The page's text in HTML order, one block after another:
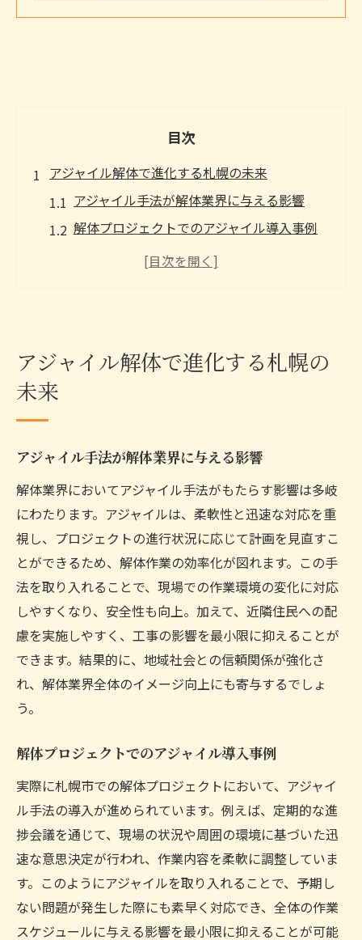
目次
アジャイル解体で進化する札幌の未来
アジャイル手法が解体業界に与える影響
解体プロジェクトでのアジャイル導入事例
札幌市におけるアジャイル解体の成功要因
役割
札幌市の解体作業にアジャイル手法を導入する
る理由
顧客ニーズに迅速に応えるアジャイル解体
札幌市でのアジャイル解体実施のメリット
アジャイル手法で解体工事の環境負荷を軽
減
札幌の地域特性に合わせたアジャイル解体
の必要性
アジャイルによるコスト削減と効率化
アジャイルで実現する効率的な解体プロジェク
割
アジャイル手法で最適化された解体工程
コラボレーションを促進するアジャイルプ
ロジェクト
札幌市の解体作業におけるアジャイルの適
用例
アジャイルで解体のリスクを最小限に抑え
アジャイル解体で進化する札幌の
未来
アジャイル手法が解体業界に与える影響
解体業界においてアジャイル手法がもたらす影響は多岐
にわたります。アジャイルは、柔軟性と迅速な対応を重
視し、プロジェクトの進行状況に応じて計画を見直すこ
とができるため、解体作業の効率化が図れます。この手
法を取り入れることで、現場での作業環境の変化に対応
しやすくなり、安全性も向上。加えて、近隣住民への配
慮を実施しやすく、工事の影響を最小限に抑えることが
できます。結果的に、地域社会との信頼関係が強化さ
れ、解体業界全体のイメージ向上にも寄与するでしょ
う。
解体プロジェクトでのアジャイル導入事例
実際に札幌市での解体プロジェクトにおいて、アジャイ
ル手法の導入が進められています。例えば、定期的な進
捗会議を通じて、現場の状況や周囲の環境に基づいた迅
速な意思決定が行われ、作業内容を柔軟に調整していま
す。このようにアジャイルを取り入れることで、予期し
ない問題が発生した際にも素早く対応でき、全体の作業
スケジュールに与える影響を最小限に抑えることが可能